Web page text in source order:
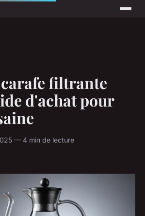
filtrante
d'achat pour
— 4 min de lecture